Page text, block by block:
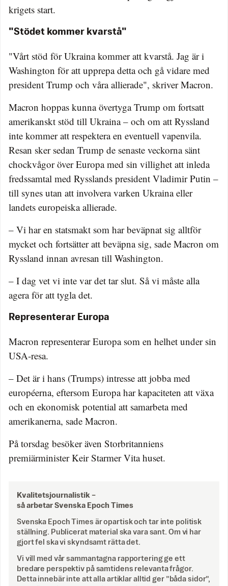
krigets start.
"Stödet kommer kvarstå"
"Vårt stöd för Ukraina kommer att kvarstå. Jag är i
Washington för att upprepa detta och gå vidare med
president Trump och våra allierade", skriver Macron.
Macron hoppas kunna övertyga Trump om fortsatt
amerikanskt stöd till Ukraina – och om att Ryssland
inte kommer att respektera en eventuell vapenvila.
Resan sker sedan Trump de senaste veckorna sänt
chockvågor över Europa med sin villighet att inleda
fredssamtal med Rysslands president Vladimir Putin –
till synes utan att involvera varken Ukraina eller
landets europeiska allierade.
– Vi har en statsmakt som har beväpnat sig alltför
mycket och fortsätter att beväpna sig, sade Macron om
Ryssland innan avresan till Washington.
– I dag vet vi inte var det tar slut. Så vi måste alla
agera för att tygla det.
Representerar Europa
Macron representerar Europa som en helhet under sin
USA-resa.
– Det är i hans (Trumps) intresse att jobba med
européerna, eftersom Europa har kapaciteten att växa
och en ekonomisk potential att samarbeta med
amerikanerna, sade Macron.
På torsdag besöker även Storbritanniens
premiärminister Keir Starmer Vita huset.
Kvalitetsjournalistik –
så arbetar Svenska Epoch Times
Svenska Epoch Times är opartisk och tar inte politisk
ställning. Publicerat material ska vara sant. Om vi har
gjort fel ska vi skyndsamt rätta det.
Vi vill med vår sammantagna rapportering ge ett
bredare perspektiv på samtidens relevanta frågor.
Detta innebär inte att alla artiklar alltid ger ”båda sidor”,